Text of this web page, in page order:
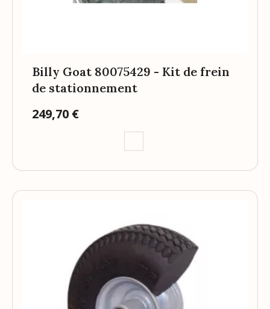
Billy Goat 80075429 - Kit de frein
de stationnement
Prix
249,70 €